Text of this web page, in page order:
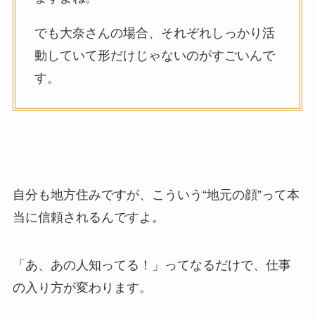
でも大奈さんの場合、それぞれしっかり活
動していて形だけじゃないのがすごいんで
す。
自分も地方住みですが、こういう“地元の顔”って本
当に信頼されるんですよ。
「あ、あの人知ってる！」ってなるだけで、仕事
の入り方が変わります。